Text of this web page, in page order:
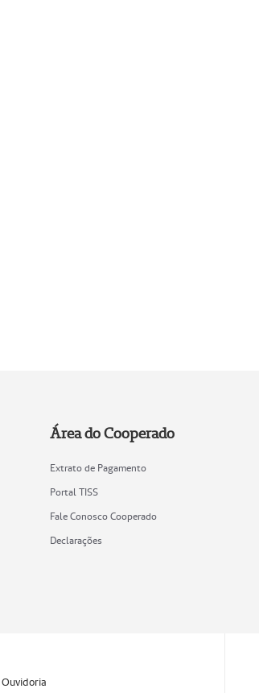
Área do Cooperado
Extrato de Pagamento
Portal TISS
Fale Conosco Cooperado
Declarações
Ouvidoria